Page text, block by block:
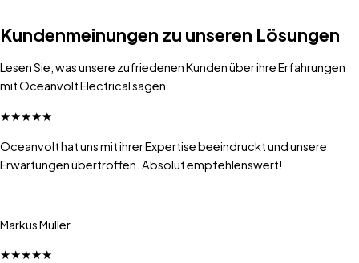
Kundenmeinungen zu unseren Lösungen
Lesen Sie, was unsere zufriedenen Kunden über ihre Erfahrungen
mit Oceanvolt Electrical sagen.
★★★★★
Oceanvolt hat uns mit ihrer Expertise beeindruckt und unsere
Erwartungen übertroffen. Absolut empfehlenswert!
Markus Müller
★★★★★